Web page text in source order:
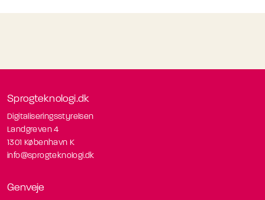
Sprogteknologi.dk
Digitaliseringsstyrelsen
Landgreven 4
1301 København K
info@sprogteknologi.dk
Genveje